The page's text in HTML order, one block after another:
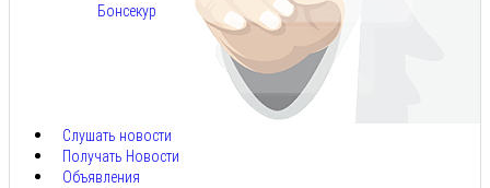
Бонсекур
Слушать новости
Получать Новости
Объявления